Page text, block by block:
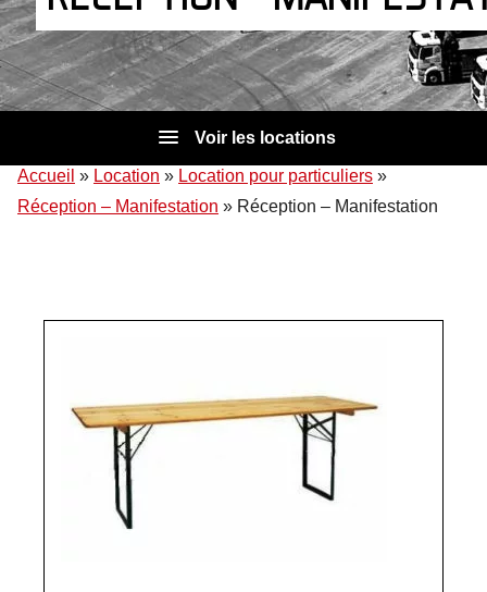
Voir les locations
Accueil » Location » Location pour particuliers »
Réception – Manifestation » Réception – Manifestation